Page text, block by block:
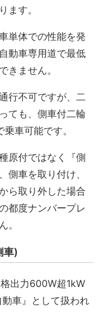
ます。
単体での性能を発
動車専用道で最低
きません。
行不可ですが、二
ても、側車付二輪
車可能です。
原付ではなく『側
側車を取り付け、
ら取り外した場合
都度ナンバープレ
。
車)
出力600W超1kW
車』として扱われ